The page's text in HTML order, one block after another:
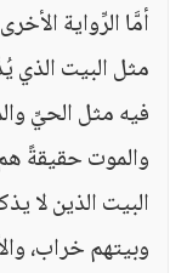
أمَّا الرِّواية
مثل البيت الذي
فيه مثل الحيِّ
والموت حقيقةً
البيت الذين لا
وبيتهم خراب،